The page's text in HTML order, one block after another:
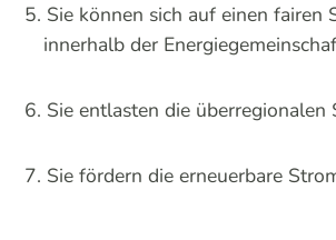
Sie können sich auf einen fairen
innerhalb der
Sie entlasten die überregionalen
Sie fördern die erneuerbare